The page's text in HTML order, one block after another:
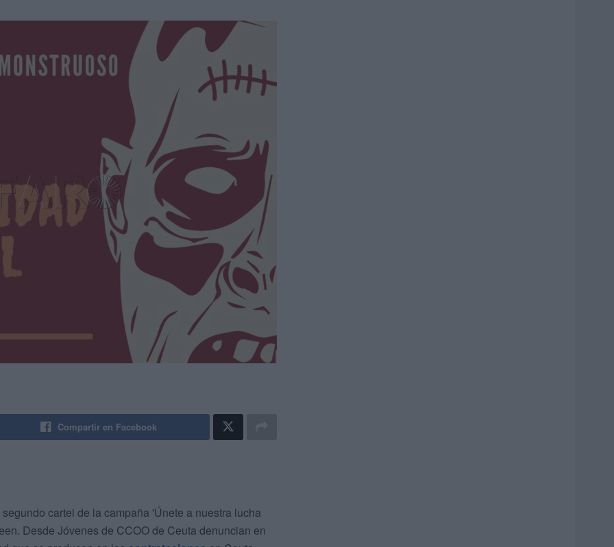
Compartir en Facebook
cartel de la campaña 'Únete a nuestra lucha
Desde Jóvenes de CCOO de Ceuta denuncian en